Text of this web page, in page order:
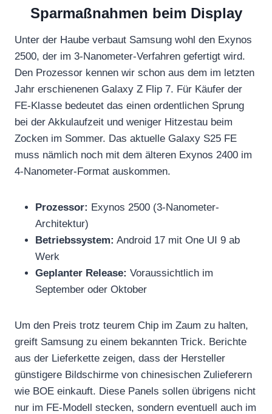
Sparmaßnahmen beim Display
Unter der Haube verbaut Samsung wohl den Exynos
2500, der im 3-Nanometer-Verfahren gefertigt wird.
Den Prozessor kennen wir schon aus dem im letzten
Jahr erschienenen Galaxy Z Flip 7. Für Käufer der
FE-Klasse bedeutet das einen ordentlichen Sprung
bei der Akkulaufzeit und weniger Hitzestau beim
Zocken im Sommer. Das aktuelle Galaxy S25 FE
muss nämlich noch mit dem älteren Exynos 2400 im
4-Nanometer-Format auskommen.
Prozessor: Exynos 2500 (3-Nanometer-
Architektur)
Betriebssystem: Android 17 mit One UI 9 ab
Werk
Geplanter Release: Voraussichtlich im
September oder Oktober
Um den Preis trotz teurem Chip im Zaum zu halten,
greift Samsung zu einem bekannten Trick. Berichte
aus der Lieferkette zeigen, dass der Hersteller
günstigere Bildschirme von chinesischen Zulieferern
wie BOE einkauft. Diese Panels sollen übrigens nicht
nur im FE-Modell stecken, sondern eventuell auch im